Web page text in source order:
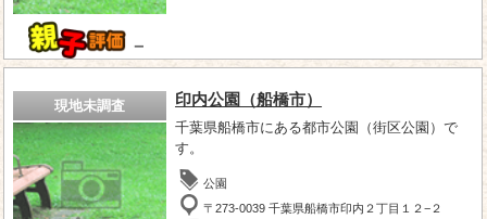
－
現地未調査 印内公園（船橋市）
千葉県船橋市にある都市公園（街区公園）で
す。
公園
〒273-0039 千葉県船橋市印内２丁目１２−２